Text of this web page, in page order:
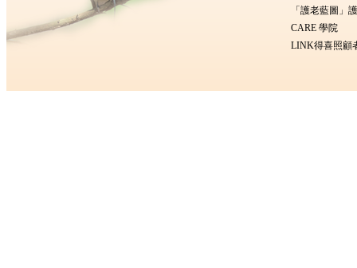
「護老藍圖」
CARE 學院
LINK得喜照顧